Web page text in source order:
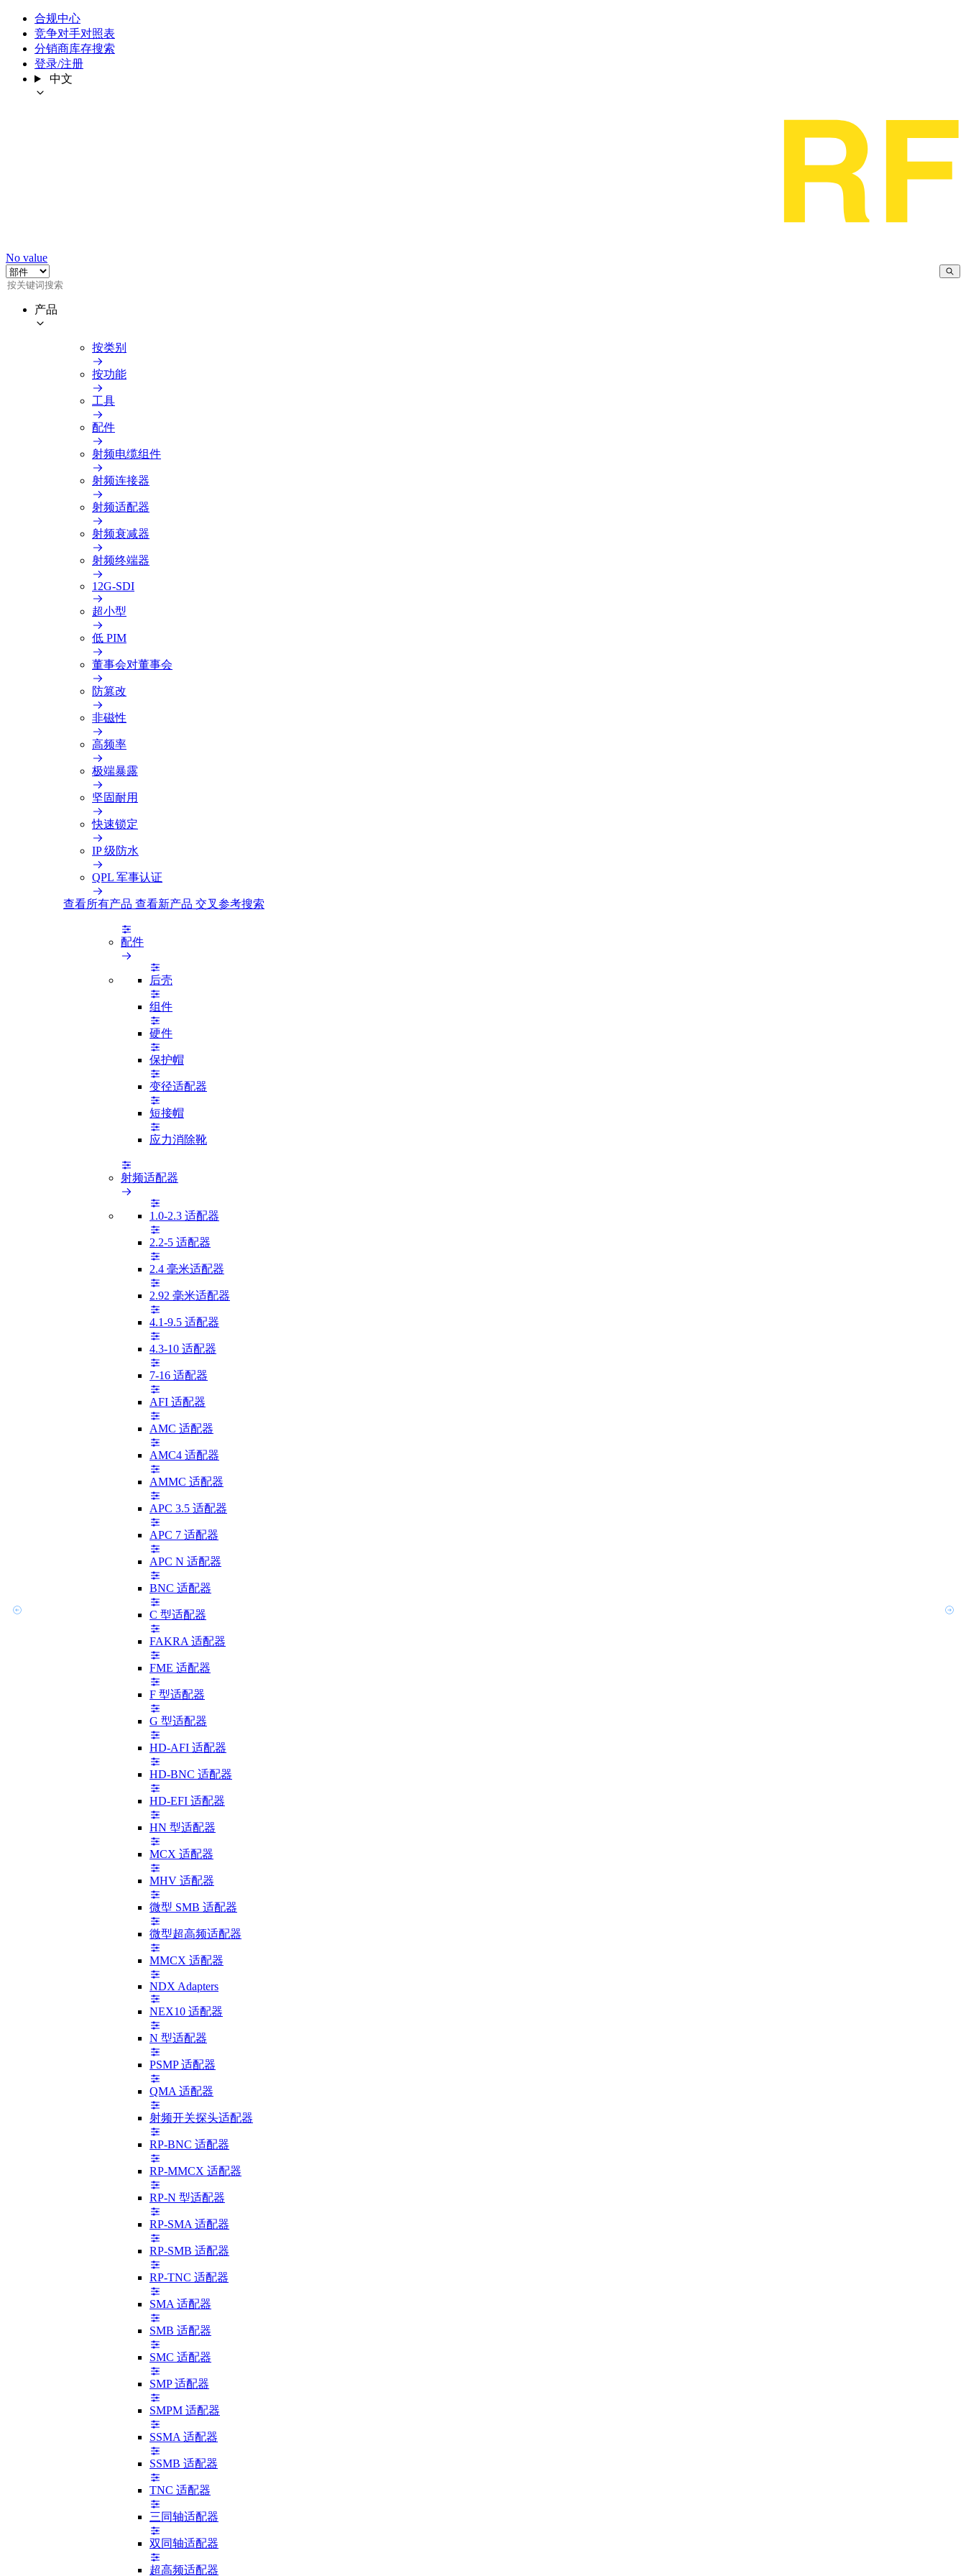
合规中心
竞争对手对照表
分销商库存搜索
登录/注册
中文
No value
产品
按类别
按功能
工具
配件
射频电缆组件
射频连接器
射频适配器
射频衰减器
射频终端器
12G-SDI
超小型
低 PIM
董事会对董事会
防篡改
非磁性
高频率
极端暴露
坚固耐用
快速锁定
IP 级防水
QPL 军事认证
查看所有产品 查看新产品 交叉参考搜索
配件
后壳
组件
硬件
保护帽
变径适配器
短接帽
应力消除靴
射频适配器
1.0-2.3 适配器
2.2-5 适配器
2.4 毫米适配器
2.92 毫米适配器
4.1-9.5 适配器
4.3-10 适配器
7-16 适配器
AFI 适配器
AMC 适配器
AMC4 适配器
AMMC 适配器
APC 3.5 适配器
APC 7 适配器
APC N 适配器
BNC 适配器
C 型适配器
FAKRA 适配器
FME 适配器
F 型适配器
G 型适配器
HD-AFI 适配器
HD-BNC 适配器
HD-EFI 适配器
HN 型适配器
MCX 适配器
MHV 适配器
微型 SMB 适配器
微型超高频适配器
MMCX 适配器
NDX Adapters
NEX10 适配器
N 型适配器
PSMP 适配器
QMA 适配器
射频开关探头适配器
RP-BNC 适配器
RP-MMCX 适配器
RP-N 型适配器
RP-SMA 适配器
RP-SMB 适配器
RP-TNC 适配器
SMA 适配器
SMB 适配器
SMC 适配器
SMP 适配器
SMPM 适配器
SSMA 适配器
SSMB 适配器
TNC 适配器
三同轴适配器
双同轴适配器
超高频适配器